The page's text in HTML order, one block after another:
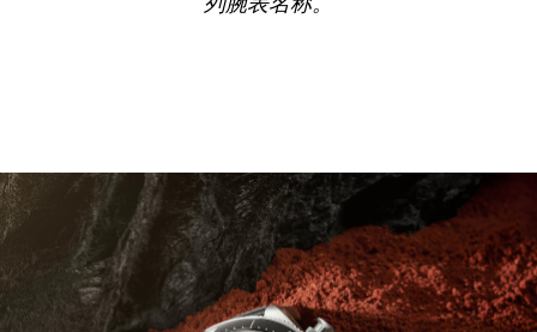
列腕表名称。